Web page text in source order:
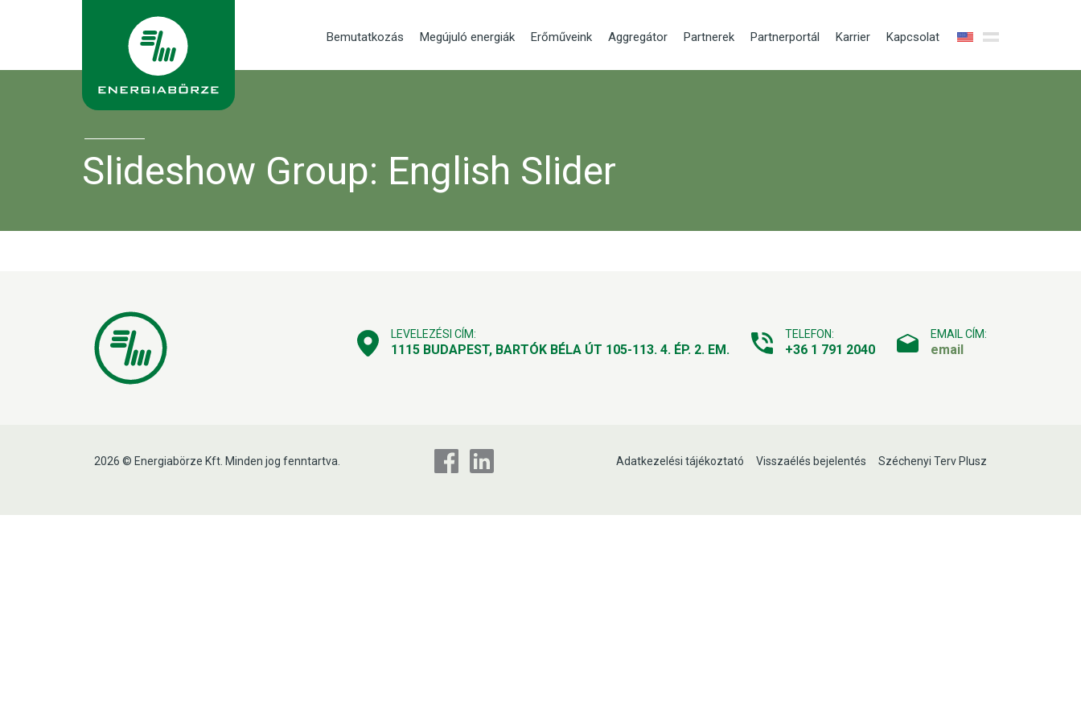
Bemutatkozás Megújuló energiák Erőműveink Aggregátor Partnerek Partnerportál Karrier
Kapcsolat
Slideshow Group: English Slider
LEVELEZÉSI CÍM:
1115 BUDAPEST, BARTÓK BÉLA ÚT 105-113. 4. ÉP. 2. EM.
TELEFON:
+36 1 791 2040
EMAIL CÍM:
email
2026 © Energiabörze Kft. Minden jog fenntartva. Adatkezelési tájékoztató Visszaélés bejelentés Széchenyi Terv Plusz